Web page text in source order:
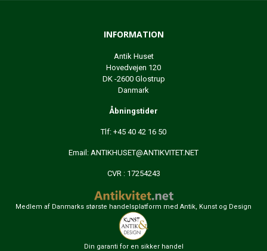
INFORMATION
Antik Huset
Hovedvejen 120
DK -2600 Glostrup
Danmark
Åbningstider
Tlf: +45 40 42 16 50
Email: ANTIKHUSET@ANTIKVITET.NET
CVR : 17254243
Medlem af Danmarks største handelsplatform med Antik, Kunst og Design
Din garanti for en sikker handel